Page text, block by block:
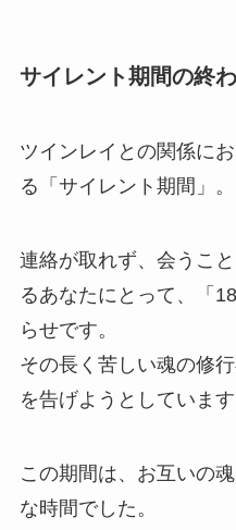
サイレント期間の終
ツインレイとの関係に
る「サイレント期間」。
連絡が取れず、会うこ
るあなたにとって、「
らせです。
その長く苦しい魂の修
を告げようとしています
この期間は、お互いの
な時間でした。